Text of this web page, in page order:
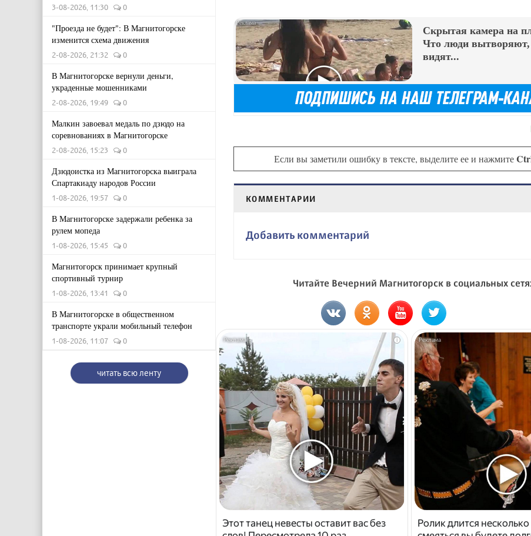
3-08-2026, 11:30 0
"Проезда не будет": В Магнитогорске
изменится схема движения
2-08-2026, 21:32 0
В Магнитогорске вернули деньги,
украденные мошенниками
2-08-2026, 19:49 0
Малкин завоевал медаль по дзюдо на
соревнованиях в Магнитогорске
2-08-2026, 15:23 0
Дзюдоистка из Магнитогорска выиграла
Спартакиаду народов России
1-08-2026, 19:57 0
В Магнитогорске задержали ребенка за
рулем мопеда
1-08-2026, 15:45 0
Магнитогорск принимает крупный
спортивный турнир
1-08-2026, 13:41 0
В Магнитогорске в общественном
транспорте украли мобильный телефон
1-08-2026, 11:07 0
читать всю ленту
Скрытая камера на
Что люди вытворяют,
видят...
Если вы заметили ошибку в тексте, выделите ее и нажмите
КОММЕНТАРИИ
Добавить комментарий
Читайте Вечерний Магнитогорск в социальных
i
Этот танец невесты оставит вас без
Ролик длится несколько